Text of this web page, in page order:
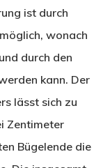
ist durch
wonach
durch den
kann. Der
lässt sich zu
Zentimeter
Bügelende die